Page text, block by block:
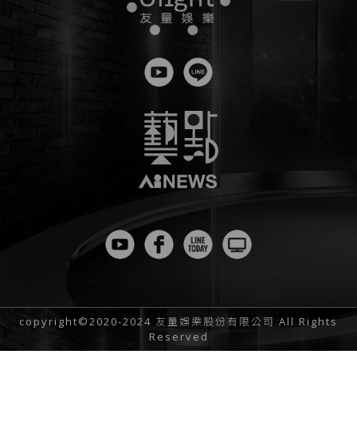
copyright©2020-2024 友量娛樂股份有限公司 All Rights
Reserved